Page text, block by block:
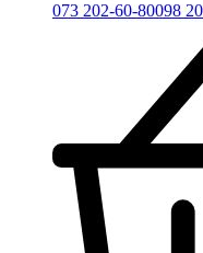
073 202-60-80098